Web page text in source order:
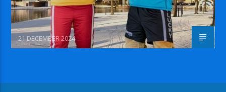
21 DECEMBER 2024